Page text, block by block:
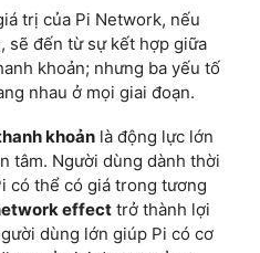
trị của Pi Network, nếu
sẽ đến từ sự kết hợp giữa
khoản; nhưng ba yếu tố
nhau ở mọi giai đoạn.
khoản là động lực lớn
tâm. Người dùng dành thời
có thể có giá trong tương
effect trở thành lợi
dùng lớn giúp Pi có cơ